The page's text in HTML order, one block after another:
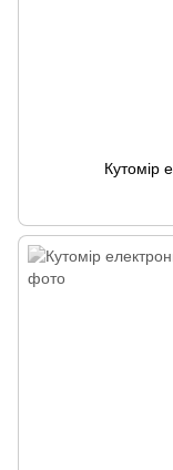
Кутомір